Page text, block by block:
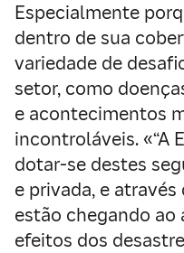
Especialmente
dentro de sua
variedade de
setor, como
e acontecimentos
incontroláveis. «“A
dotar-se destes
e privada, e
estão chegando
efeitos dos